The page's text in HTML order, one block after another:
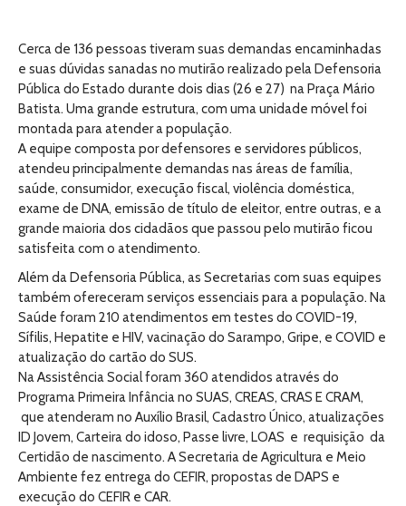
Cerca de 136 pessoas tiveram suas demandas encaminhadas
e suas dúvidas sanadas no mutirão realizado pela Defensoria
Pública do Estado durante dois dias (26 e 27) na Praça Mário
Batista. Uma grande estrutura, com uma unidade móvel foi
montada para atender a população.
A equipe composta por defensores e servidores públicos,
atendeu principalmente demandas nas áreas de família,
saúde, consumidor, execução fiscal, violência doméstica,
exame de DNA, emissão de título de eleitor, entre outras, e a
grande maioria dos cidadãos que passou pelo mutirão ficou
satisfeita com o atendimento.
Além da Defensoria Pública, as Secretarias com suas equipes
também ofereceram serviços essenciais para a população. Na
Saúde foram 210 atendimentos em testes do COVID-19,
Sífilis, Hepatite e HIV, vacinação do Sarampo, Gripe, e COVID e
atualização do cartão do SUS.
Na Assistência Social foram 360 atendidos através do
Programa Primeira Infância no SUAS, CREAS, CRAS E CRAM,
que atenderam no Auxílio Brasil, Cadastro Único, atualizações
ID Jovem, Carteira do idoso, Passe livre, LOAS e requisição da
Certidão de nascimento. A Secretaria de Agricultura e Meio
Ambiente fez entrega do CEFIR, propostas de DAPS e
execução do CEFIR e CAR.